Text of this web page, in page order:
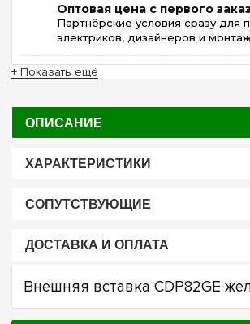
Оптовая цена с первого
Партнёрские условия сразу для
электриков, дизайнеров и
+ Показать ещё
ОПИСАНИЕ
ХАРАКТЕРИСТИКИ
СОПУТСТВУЮЩИЕ
ДОСТАВКА И ОПЛАТА
Внешняя вставка CDP82GE